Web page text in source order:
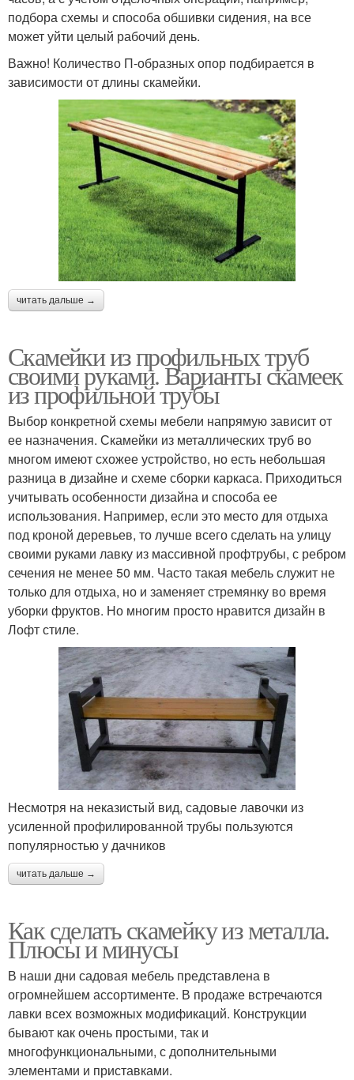
подбора схемы и способа обшивки сидения, на все
может уйти целый рабочий день.
Важно! Количество П-образных опор подбирается в
зависимости от длины скамейки.
читать дальше →
Скамейки из профильных труб
своими руками. Варианты скамеек
из профильной трубы
Выбор конкретной схемы мебели напрямую зависит от
ее назначения. Скамейки из металлических труб во
многом имеют схожее устройство, но есть небольшая
разница в дизайне и схеме сборки каркаса. Приходиться
учитывать особенности дизайна и способа ее
использования. Например, если это место для отдыха
под кроной деревьев, то лучше всего сделать на улицу
своими руками лавку из массивной профтрубы, с ребром
сечения не менее 50 мм. Часто такая мебель служит не
только для отдыха, но и заменяет стремянку во время
уборки фруктов. Но многим просто нравится дизайн в
Лофт стиле.
Несмотря на неказистый вид, садовые лавочки из
усиленной профилированной трубы пользуются
популярностью у дачников
читать дальше →
Как сделать скамейку из металла.
Плюсы и минусы
В наши дни садовая мебель представлена в
огромнейшем ассортименте. В продаже встречаются
лавки всех возможных модификаций. Конструкции
бывают как очень простыми, так и
многофункциональными, с дополнительными
элементами и приставками.